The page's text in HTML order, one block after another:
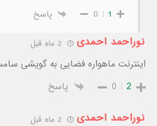
1
0 پاسخ
نوراحمد احمدی
اینترنت ماهواره فضایی به گویشی
2
0 پاسخ
نوراحمد احمدی